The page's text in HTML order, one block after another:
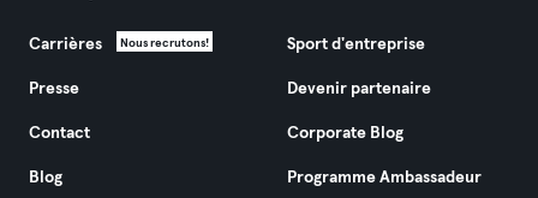
Carrières Nous recrutons!
Presse
Contact
Blog
Sport d'entreprise
Devenir partenaire
Corporate Blog
Programme Ambassadeur